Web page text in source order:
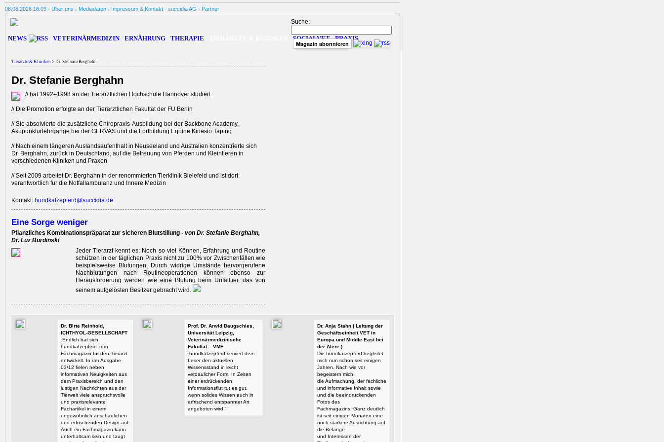
08.08.2026 16:03 - Über uns - Mediadaten - Impressum & Kontakt - succidia AG - Partner
Suche:
Magazin abonnieren
NEWS VETERINÄRMEDIZIN ERNÄHRUNG THERAPIE SOCIALVET PRAXIS
Tierärzte & Kliniken > Dr. Stefanie Berghahn
Dr. Stefanie Berghahn
// hat 1992–1998 an der Tierärztlichen Hochschule Hannover studiert
// Die Promotion erfolgte an der Tierärztlichen Fakultät der FU Berlin
// Sie absolvierte die zusätzliche Chiropraxis-Ausbildung bei der Backbone Academy,
Akupunkturlehrgänge bei der GERVAS und die Fortbildung Equine Kinesio Taping
// Nach einem längeren Auslandsaufenthalt in Neuseeland und Australien konzentrierte sich
Dr. Berghahn, zurück in Deutschland, auf die Betreuung von Pferden und Kleintieren in
verschiedenen Kliniken und Praxen
// Seit 2009 arbeitet Dr. Berghahn in der renommierten Tierklinik Bielefeld und ist dort
verantwortlich für die Notfallambulanz und Innere Medizin
Kontakt: hundkatzepferd@succidia.de
Eine Sorge weniger
Pflanzliches Kombinationspräparat zur sicheren Blutstillung - von Dr. Stefanie Berghahn,
Dr. Luz Burdinski
Jeder Tierarzt kennt es: Noch so viel Können, Erfahrung und Routine
schützen in der täglichen Praxis nicht zu 100% vor Zwischenfällen wie
beispielsweise Blutungen. Durch widrige Umstände hervorgerufene
Nachblutungen nach Routineoperationen können ebenso zur
Herausforderung werden wie eine Blutung beim Unfalltier, das von
seinem aufgelösten Besitzer gebracht wird.
Dr. Birte Reinhold,
ICHTHYOL-GESELLSCHAFT
„Endlich hat sich
hundkatzepferd zum
Fachmagazin für den Tierarzt
entwickelt. In der Ausgabe
03/12 fielen neben
informativen Neuigkeiten aus
dem Praxisbereich und den
lustigen Nachrichten aus der
Tierwelt viele anspruchsvolle
und praxisrelevante
Fachartikel in einem
ungewöhnlich anschaulichen
und erfrischenden Design auf.
Auch ein Fachmagazin kann
unterhaltsam sein und taugt
Prof. Dr. Arwid Daugschies,
Universität Leipzig,
Veterinärmedizinische
Fakultät – VMF
„hundkatzepferd serviert dem
Leser den aktuellen
Wissensstand in leicht
verdaulicher Form. In Zeiten
einer erdrückenden
Informationsflut tut es gut,
wenn solides Wissen auch in
erfrischend entspannter Art
angeboten wird.“
Dr. Anja Stahn ( Leitung der
Geschäftseinheit VET in
Europa und Middle East bei
der Alere )
Die hundkatzepferd begleitet
mich nun schon seit einigen
Jahren. Nach wie vor
begeistern mich
die Aufmachung, der fachliche
und informative Inhalt sowie
und die beeindruckenden
Fotos des
Fachmagazins. Ganz deutlich
ist seit einigen Monaten eine
noch stärkere Ausrichtung auf
die Belange
und Interessen der